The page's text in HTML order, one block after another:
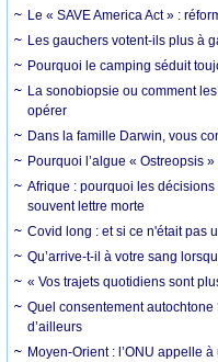
Le « SAVE America Act » :
Les gauchers votent-ils plus à
Pourquoi le camping séduit
La sonobiopsie ou comment
opérer
Dans la famille Darwin, vous
Pourquoi l’algue « Ostreopsis
Afrique : pourquoi les
souvent lettre morte
Covid long : et si ce n'était pas
Qu’arrive-t-il à votre sang
« Vos trajets quotidiens sont
Quel consentement
d’ailleurs
Moyen-Orient : l’ONU appelle